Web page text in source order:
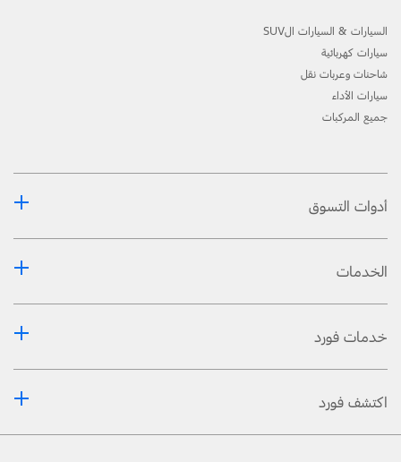
السيارات & السيارات الSUV
سيارات كهربائية
شاحنات وعربات نقل
سيارات الأداء
جميع المركبات
أدوات التسوق
الخدمات
خدمات فورد
اكتشف فورد